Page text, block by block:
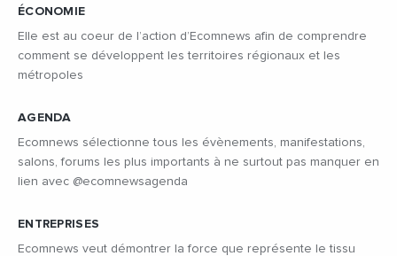
ÉCONOMIE
Elle est au coeur de l’action d’Ecomnews afin de comprendre
comment se développent les territoires régionaux et les
métropoles
AGENDA
Ecomnews sélectionne tous les évènements, manifestations,
salons, forums les plus importants à ne surtout pas manquer en
lien avec @ecomnewsagenda
ENTREPRISES
Ecomnews veut démontrer la force que représente le tissu